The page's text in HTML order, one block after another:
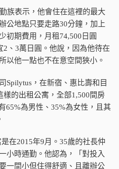
族表示，他會住在這裡的最大
公地點只要走路30分鐘，加上
初期費用，月租74,500日圓
2、3萬日圓。他說，因為他待在
以他一點也不在意空間狹小。
Spilytus，在新宿、惠比壽和目
的出租公寓，全部1,500間房
65%為男性、35%為女性，且其
在2015年9月。35歲的社長仲
小時通勤。他認為，「對投入
一間小但住得舒適、且離辦公